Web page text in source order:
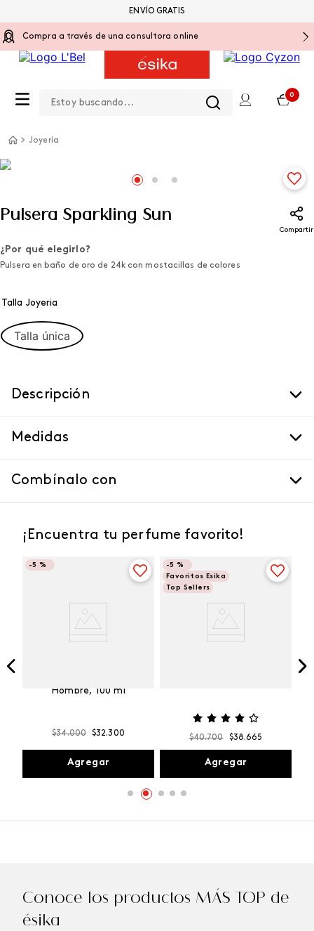
Compra a través de una consultora online
0
ENVÍO GRATIS
Joyería
Pulsera Sparkling Sun
Compartir
¿Por qué elegirlo?
Pulsera en baño de oro de 24k con mostacillas de colores
Talla Joyeria
Talla única
Descripción
Medidas
Combínalo con
¡Encuentra tu perfume favorito!
-5 %
Hombre, 100 ml
$34.000 $32.300
Agregar
-5 %
Favoritos Esika
Top Sellers
$40.700 $38.665
Agregar
Conoce los productos MÁS TOP de
ésika